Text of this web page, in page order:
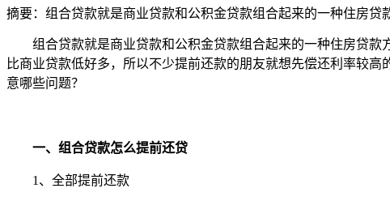
摘要： 组合贷款就是商业贷款和公积金贷款组合起来的一种住房贷
组合贷款就是商业贷款和公积金贷款组合起来的一种住房贷款
比商业贷款低好多，所以不少提前还款的朋友就想先偿还利率较
意哪些问题？
一、组合贷款怎么提前还贷
1、全部提前还款